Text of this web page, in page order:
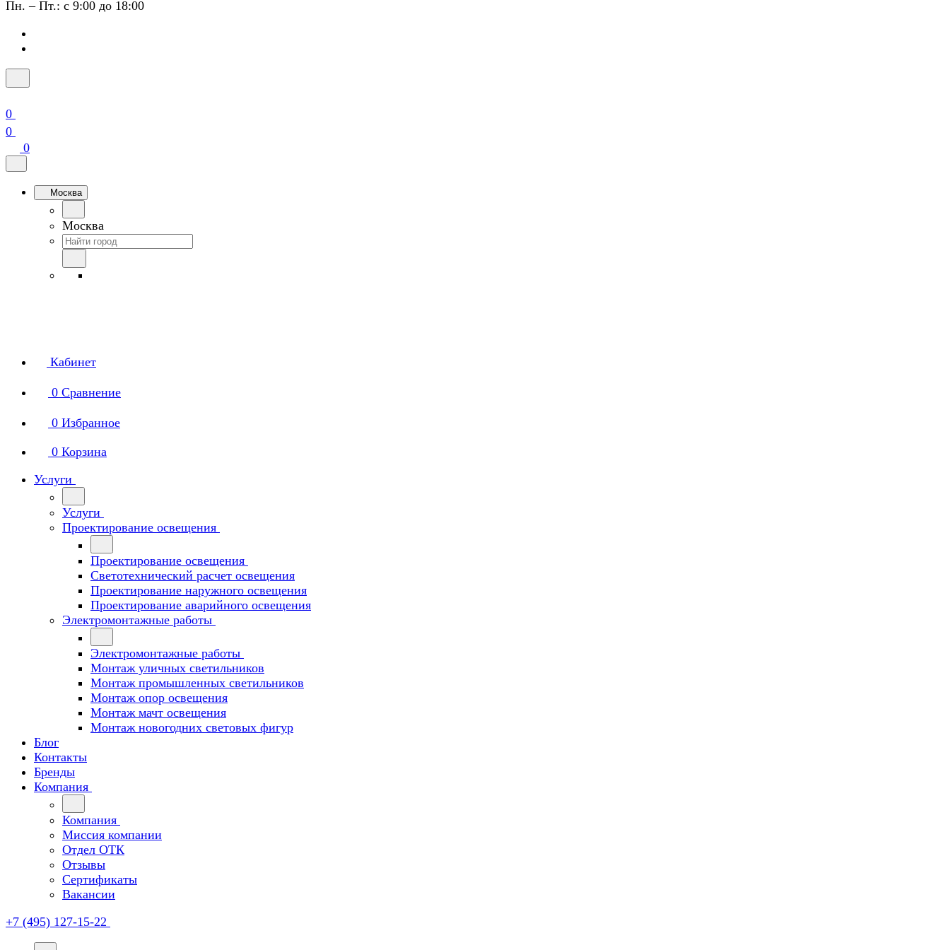
Пн. – Пт.: с 9:00 до 18:00
0
0
0
Москва
Москва
Кабинет
0 Сравнение
0 Избранное
0 Корзина
Услуги
Услуги
Проектирование освещения
Проектирование освещения
Светотехнический расчет освещения
Проектирование наружного освещения
Проектирование аварийного освещения
Электромонтажные работы
Электромонтажные работы
Монтаж уличных светильников
Монтаж промышленных светильников
Монтаж опор освещения
Монтаж мачт освещения
Монтаж новогодних световых фигур
Блог
Контакты
Бренды
Компания
Компания
Миссия компании
Отдел ОТК
Отзывы
Сертификаты
Вакансии
+7 (495) 127-15-22